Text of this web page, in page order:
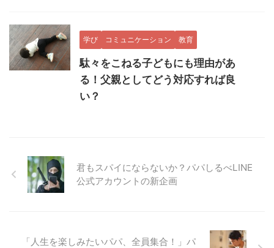
学び コミュニケーション 教育
駄々をこねる子どもにも理由があ
る！父親としてどう対応すれば良
い？
君もスパイにならないか？パパしるべLINE
公式アカウントの新企画
「人生を楽しみたいパパ、全員集合！」パ